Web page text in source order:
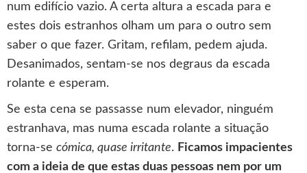
num edifício vazio. A certa altura a escada para e
estes dois estranhos olham um para o outro sem
saber o que fazer. Gritam, refilam, pedem ajuda.
Desanimados, sentam-se nos degraus da escada
rolante e esperam.
Se esta cena se passasse num elevador, ninguém
estranhava, mas numa escada rolante a situação
torna-se cómica, quase irritante. Ficamos impacientes
com a ideia de que estas duas pessoas nem por um